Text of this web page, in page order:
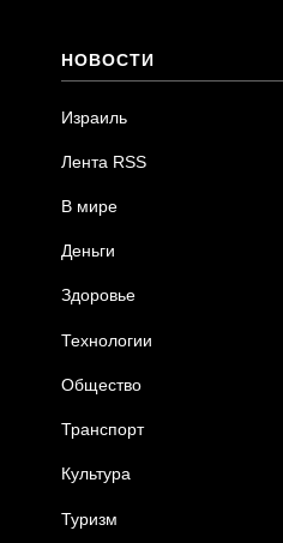
НОВОСТИ
Израиль
Лента RSS
В мире
Деньги
Здоровье
Технологии
Общество
Транспорт
Культура
Туризм